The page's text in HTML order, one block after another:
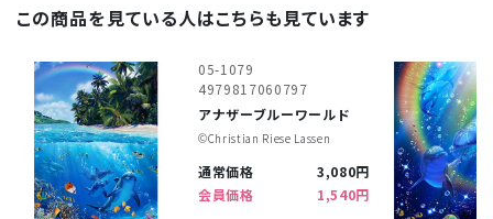
この商品を見ている人はこちらも見ています
05-1079
4979817060797
アナザーブルーワールド
©︎Christian Riese Lassen
通常価格
3,080円
会員価格
1,540円